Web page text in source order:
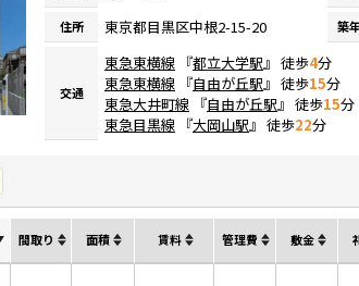
住所 東京都目黒区中根2-15-20 築
交通
東急東横線 『都立大学駅』 徒歩4分
東急東横線 『自由が丘駅』 徒歩15分
東急大井町線 『自由が丘駅』 徒歩15分
東急目黒線 『大岡山駅』 徒歩22分
間取り 面積 賃料 管理費 敷金